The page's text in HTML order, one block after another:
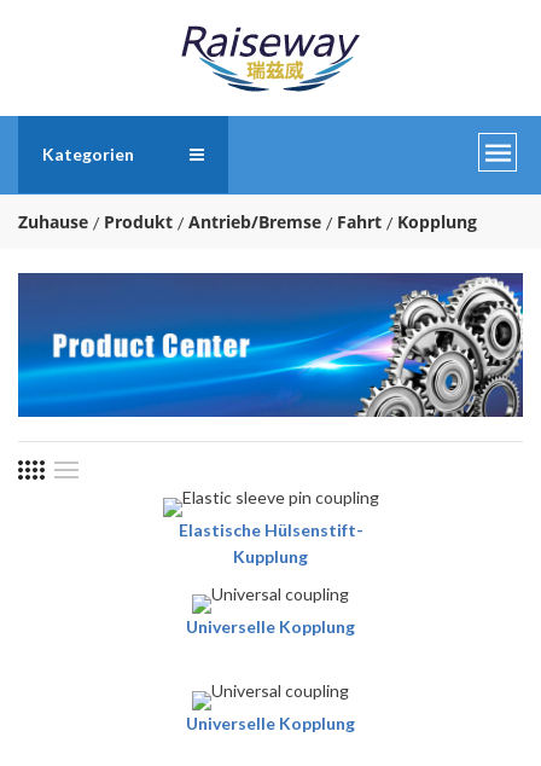
Kategorien
Zuhause Produkt Antrieb/Bremse Fahrt Kopplung
Elastische Hülsenstift-
Kupplung
Universelle Kopplung
Universelle Kopplung